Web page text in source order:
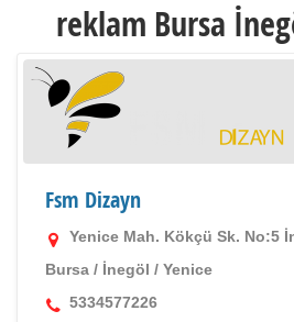
reklam Bursa
Fsm Dizayn
Yenice Mah. Kökçü Sk. No:5
Bursa / İnegöl / Yenice
5334577226